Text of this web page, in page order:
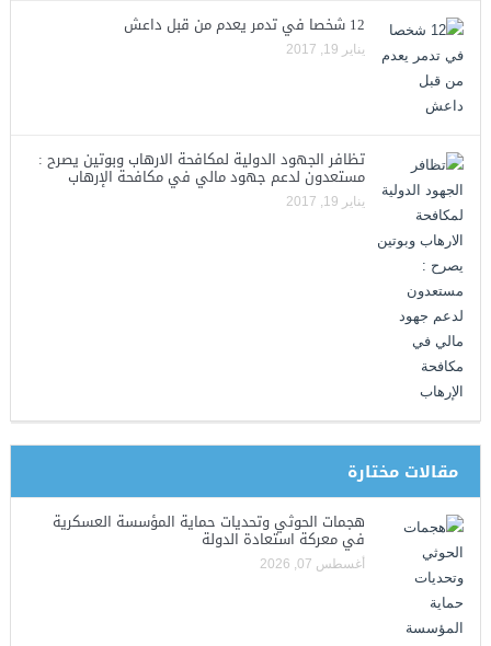
12 شخصا في تدمر يعدم من قبل داعش
يناير 19, 2017
تظافر الجهود الدولية لمكافحة الارهاب وبوتين يصرح :
مستعدون لدعم جهود مالي في مكافحة الإرهاب
يناير 19, 2017
مقالات مختارة
هجمات الحوثي وتحديات حماية المؤسسة العسكرية
في معركة استعادة الدولة
أغسطس 07, 2026